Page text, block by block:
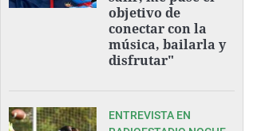
objetivo de
conectar con la
música, bailarla y
disfrutar"
ENTREVISTA EN